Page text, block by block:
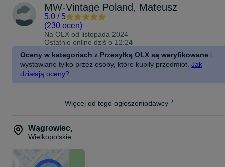
MW-Vintage Poland, Mateusz
5.0 / 5
(230 ocen)
Na OLX od listopada 2024
Ostatnio online dziś o 12:24
Oceny w kategoriach z Przesyłką OLX są weryfikowane i
wystawiane tylko przez osoby, które kupiły przedmiot. Jak
działają oceny?
Więcej od tego ogłoszeniodawcy
Wągrowiec,
Wielkopolskie